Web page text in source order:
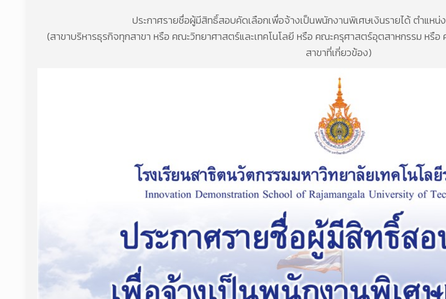
ประกาศรายชื่อผู้มีสิทธิ์สอบคัดเลือกเพื่อจ้างเป็นพนักงานพิเศษเงินรายได้ ตำแหน่
(สาขาบริหารธุรกิจทุกสาขา หรือ คณะวิทยาศาสตร์และเทคโนโลยี หรือ คณะครุศาสตร์อุตสาหกรรม ห
สาขาที่เกี่ยวข้อง)